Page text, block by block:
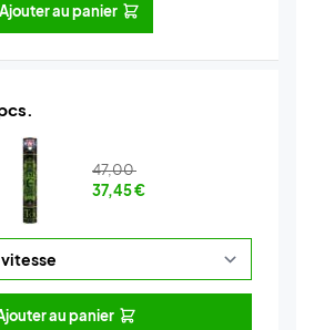
Ajouter au panier
47,00
37,45€
au panier